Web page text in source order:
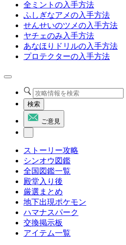
全ミントの入手方法
ふしぎなアメの入手方法
せんせいのツメの入手方法
ヤチェのみ入手方法
あなほりドリルの入手方法
プロテクターの入手方法
検索
ご意見
ストーリー攻略
シンオウ図鑑
全国図鑑一覧
殿堂入り後
厳選まとめ
地下出現ポケモン
ハマナスパーク
交換掲示板
アイテム一覧